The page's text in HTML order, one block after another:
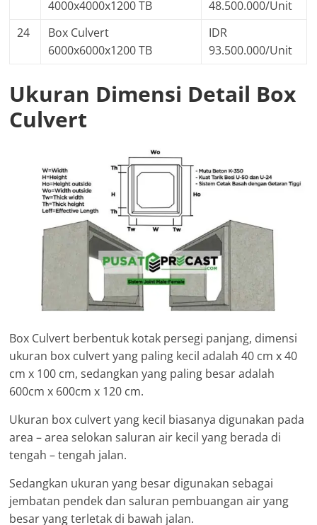
4000x4000x1200 TB
48.500.000/Unit
24
Box Culvert
6000x6000x1200 TB
IDR
93.500.000/Unit
Ukuran Dimensi Detail Box
Culvert
Box Culvert berbentuk kotak persegi panjang, dimensi
ukuran box culvert yang paling kecil adalah 40 cm x 40
cm x 100 cm, sedangkan yang paling besar adalah
600cm x 600cm x 120 cm.
Ukuran box culvert yang kecil biasanya digunakan pada
area – area selokan saluran air kecil yang berada di
tengah – tengah jalan.
Sedangkan ukuran yang besar digunakan sebagai
jembatan pendek dan saluran pembuangan air yang
besar yang terletak di bawah jalan.